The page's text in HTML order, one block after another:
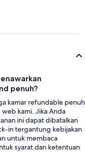
penuh?
kamar refundable penuh
kami. Jika Anda
ini dapat dibatalkan
in tergantung kebijakan
untuk membaca
syarat dan ketentuan